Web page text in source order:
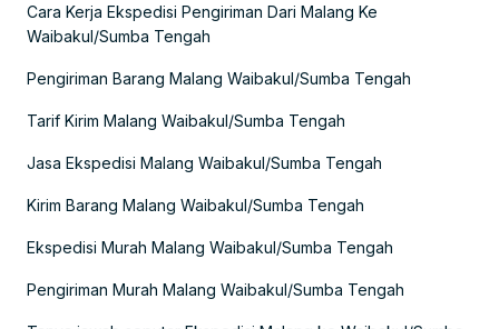
Cara Kerja Ekspedisi Pengiriman Dari Malang Ke
Waibakul/Sumba Tengah
Pengiriman Barang Malang Waibakul/Sumba Tengah
Tarif Kirim Malang Waibakul/Sumba Tengah
Jasa Ekspedisi Malang Waibakul/Sumba Tengah
Kirim Barang Malang Waibakul/Sumba Tengah
Ekspedisi Murah Malang Waibakul/Sumba Tengah
Pengiriman Murah Malang Waibakul/Sumba Tengah